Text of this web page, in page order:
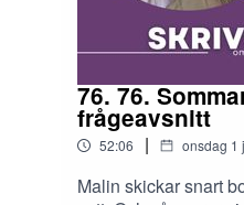
76. 76.
frågeavsnitt
52:06 | onsdag 1
Malin skickar snart